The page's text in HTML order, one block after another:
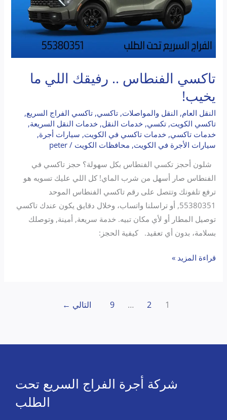
تاكسي الفنطاس .. رفيقك اللي ما
يخيب!
النقل العام, النقل والمواصلات,تاكسي,تاكسي الفراج السريع,
تاكسي الكويت,تكسي,خدمات النقل,خدمات النقل السريعة,
خدمات تاكسي,خدمات تاكسي في الكويت, سيارات أجرة,
سيارات الأجرة في الكويت, محافظات الكويت /
peter
شلون أحجز تكسي الفنطاس بكل سهولة؟ حجز تاكسي في
الفنطاس صار أسهل من شرب الماي! كل اللي عليك تسويه هو
ترفع تلفونك وتتصل على رقم تاكسي الفنطاس الموحد
55380351, أو تراسلنا واتساب، وخلال دقايق يكون عندك تاكسي
توصيل المطار أو لأي مكان تبيه. خدمة سريعة, أمينة, وتوصلك
بسلامة، بدون أي تعقيد. كيفية الحجز:
قراءة المزيد »
1
2
…
9 التالي ←
شركة أجرة الفراج السريع تحت
الطلب